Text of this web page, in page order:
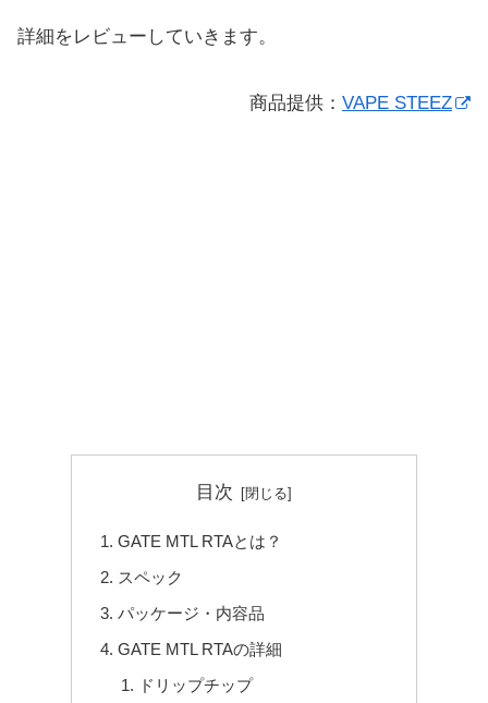
詳細をレビューしていきます。
商品提供： VAPE STEEZ
目次
GATE MTL RTAとは？
スペック
パッケージ・内容品
GATE MTL RTAの詳細
ドリップチップ